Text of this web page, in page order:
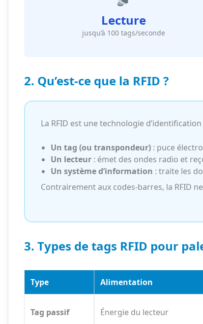
Lecture
jusqu’à 100 tags/seconde
2. Qu’est-ce que la RFID ?
La RFID est une technologie
Un tag (ou transpondeur) : puce
Un lecteur : émet des ondes radio et
Un système d’information : traite les
Contrairement aux codes-barres, la RFID
3. Types de tags RFID pour
Type Alimentation
Tag passif Énergie du lecteur